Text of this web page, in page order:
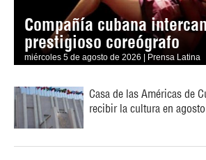
Compañía cubana
prestigioso coreógrafo
miércoles 5 de agosto de 2026 | Prensa Latina
Casa de las Américas de
recibir la cultura en agosto